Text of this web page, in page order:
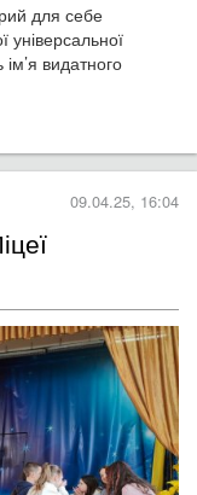
для себе
універсальної
ім’я видатного
09.04.25, 16:04